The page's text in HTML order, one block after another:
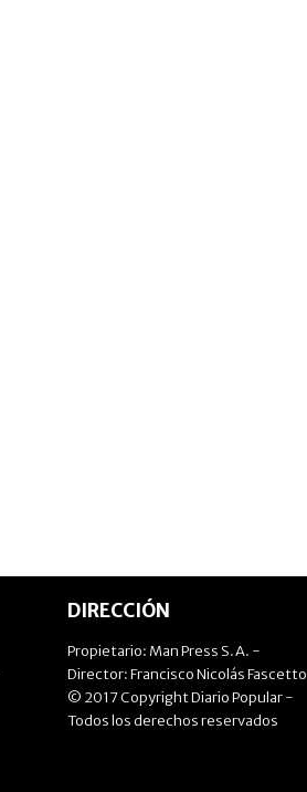
DIRECCIÓN
Propietario: Man Press S.A. -
Director: Francisco Nicolás Fascetto
© 2017 Copyright Diario Popular -
Todos los derechos reservados